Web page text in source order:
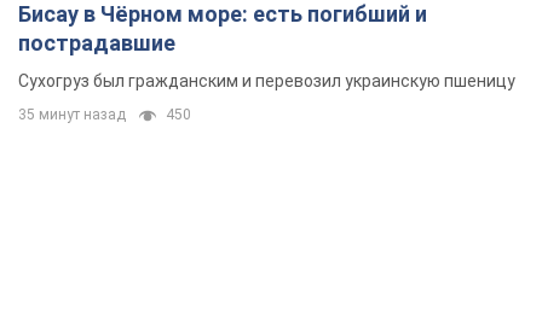
Бисау в Чёрном море: есть погибший и
пострадавшие
Сухогруз был гражданским и перевозил украинскую пшеницу
35 минут назад 450